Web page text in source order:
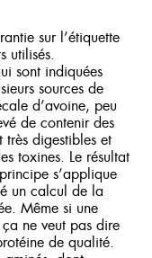
sur l’étiquette
utilisés.
sont indiquées
sources de
d’avoine, peu
de contenir des
très digestibles et
toxines. Le résultat
s’applique
un calcul de la
Même si une
ça ne veut pas dire
de qualité.